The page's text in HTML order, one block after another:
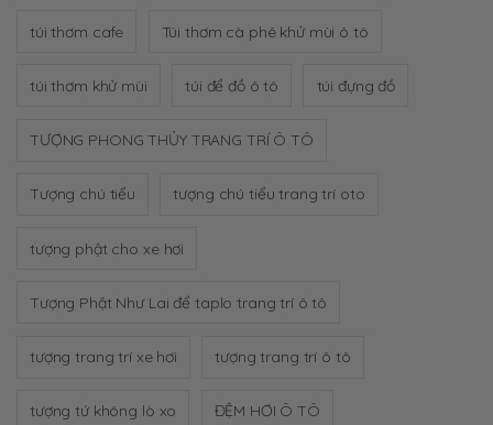
túi thơm cafe Túi thơm cà phê khử mùi ô tô
túi thơm khử mùi túi để đồ ô tô túi đựng đồ
TƯỢNG PHONG THỦY TRANG TRÍ Ô TÔ
Tượng chú tiểu tượng chú tiểu trang trí oto
tượng phật cho xe hơi
Tượng Phật Như Lai để taplo trang trí ô tô
tượng trang trí xe hơi tượng trang trí ô tô
tượng tứ không lò xo ĐỆM HƠI Ô TÔ